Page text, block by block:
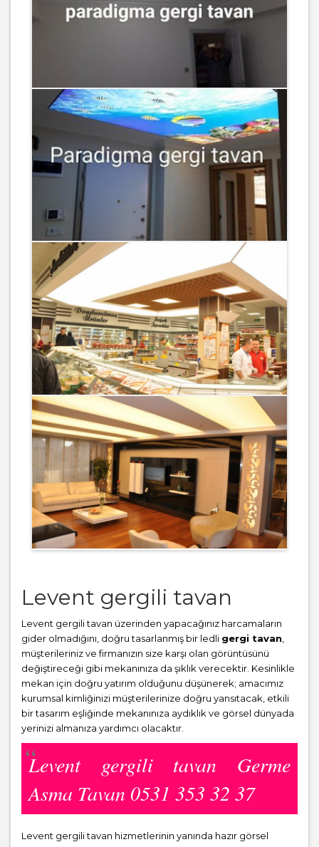
Levent gergili tavan
Levent gergili tavan üzerinden yapacağınız harcamaların
gider olmadığını, doğru tasarlanmış bir ledli gergi tavan
müşterileriniz ve firmanızın size karşı olan görüntüsünü
değiştireceği gibi mekanınıza da şıklık verecektir. Kesinlikle
mekan için doğru yatırım olduğunu düşünerek; amacımız
kurumsal kimliğinizi müşterilerinize doğru yansıtacak, etkili
bir tasarım eşliğinde mekanınıza aydıklık ve görsel dünyada
yerinizi almanıza yardımcı olacaktır.
Levent gergili tavan Germe
Asma Tavan 0531 353 32 37
Levent gergili tavan hizmetlerinin yanında hazır görsel